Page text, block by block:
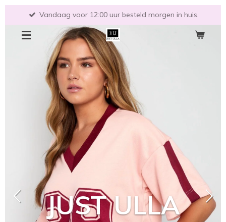
hoofdinhoud
Vandaag voor 12:00 uur besteld morgen in huis.
JUST ULLA